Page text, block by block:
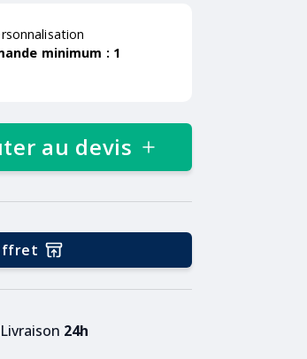
minimum : 1
au devis
Livraison 24h